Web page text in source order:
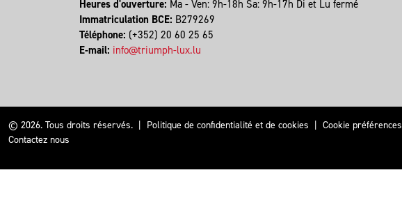
Heures d'ouverture: Ma - Ven: 9h-18h Sa: 9h-17h Di et Lu fermé
Immatriculation BCE: B279269
Téléphone: (+352) 20 60 25 65
E-mail: info@triumph-lux.lu
© 2026. Tous droits réservés. Politique de confidentialité et de cookies
Cookie préférences
Contactez nous